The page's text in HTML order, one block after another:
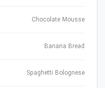
Chocolate Mousse
Banana Bread
Spaghetti Bolognese